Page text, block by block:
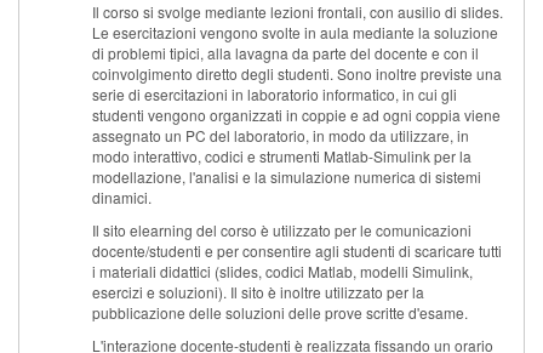
Il corso si svolge mediante lezioni frontali, con ausilio di slides.
Le esercitazioni vengono svolte in aula mediante la soluzione
di problemi tipici, alla lavagna da parte del docente e con il
coinvolgimento diretto degli studenti. Sono inoltre previste una
serie di esercitazioni in laboratorio informatico, in cui gli
studenti vengono organizzati in coppie e ad ogni coppia viene
assegnato un PC del laboratorio, in modo da utilizzare, in
modo interattivo, codici e strumenti Matlab-Simulink per la
modellazione, l'analisi e la simulazione numerica di sistemi
dinamici.
Il sito elearning del corso è utilizzato per le comunicazioni
docente/studenti e per consentire agli studenti di scaricare tutti
i materiali didattici (slides, codici Matlab, modelli Simulink,
esercizi e soluzioni). Il sito è inoltre utilizzato per la
pubblicazione delle soluzioni delle prove scritte d'esame.
L'interazione docente-studenti è realizzata fissando un orario